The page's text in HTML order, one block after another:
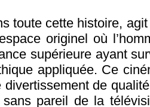
toute cette histoire,
originel où
supérieure ayant
appliquée. Ce
divertissement de
pareil de la